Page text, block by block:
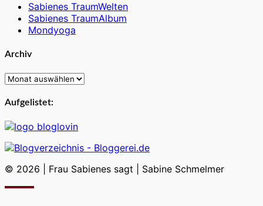
Sabienes TraumWelten
Sabienes TraumAlbum
Mondyoga
Archiv
Archiv
Aufgelistet:
© 2026 Frau Sabienes sagt Sabine Schmelmer